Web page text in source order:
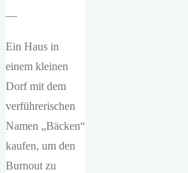
—
Ein Haus in
einem kleinen
Dorf mit dem
verführerischen
Namen „Bäcken“
kaufen, um den
Burnout zu